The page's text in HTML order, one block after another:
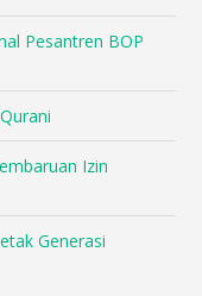
Pesantren BOP
Izin
Generasi